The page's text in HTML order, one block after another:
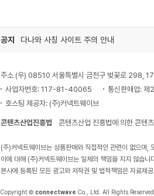
공지 다나와 사칭 사이트 주의 안내
주소 (우) 08510 서울특별시 금천구 벚꽃로 298,
사업자번호: 117-81-40065
통신판매업:
호스팅 제공자: (주)커넥트웨이브
콘텐츠산업진흥법 콘텐츠산업 진흥법에 의한 콘텐
(주)커넥트웨이브는 상품판매와 직접적인 관련이 없으며,
이에 대해 (주)커넥트웨이브는 일체의 책임을 지지 않습니
본사에 등록된 모든 광고와 저작권 및 법적책임은 자료제
Copyright © connectwave Co., Ltd. All Rights Reserved.